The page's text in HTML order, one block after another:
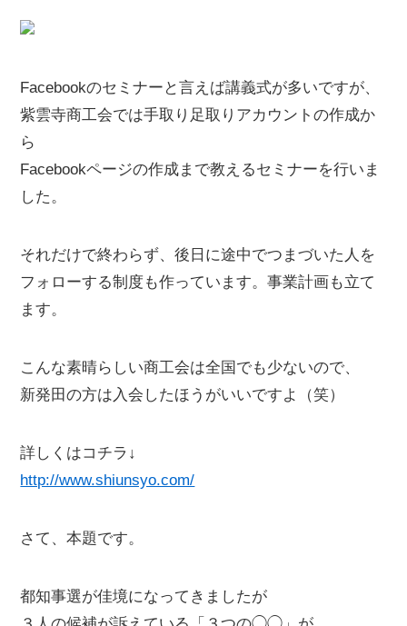
Facebookのセミナーと言えば講義式が多いですが、
紫雲寺商工会では手取り足取りアカウントの作成か
ら
Facebookページの作成まで教えるセミナーを行いま
した。
それだけで終わらず、後日に途中でつまづいた人を
フォローする制度も作っています。事業計画も立て
ます。
こんな素晴らしい商工会は全国でも少ないので、
新発田の方は入会したほうがいいですよ（笑）
詳しくはコチラ↓
http://www.shiunsyo.com/
さて、本題です。
都知事選が佳境になってきましたが